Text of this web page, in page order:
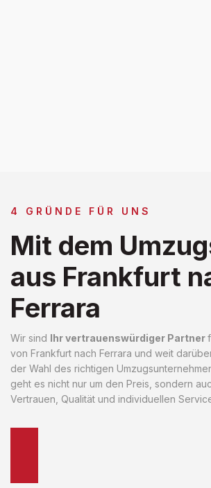
4 GRÜNDE FÜR UNS
Mit dem
aus Frankfurt
Ferrara
Wir sind Ihr vertrauenswürdiger Partner
von Frankfurt nach Ferrara und weit
der Wahl des richtigen
geht es nicht nur um den Preis, sondern
Vertrauen, Qualität und individuellen